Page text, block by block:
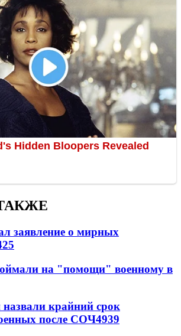
заявление о мирных
на "помощи" военному в
крайний срок
после СОЧ4939